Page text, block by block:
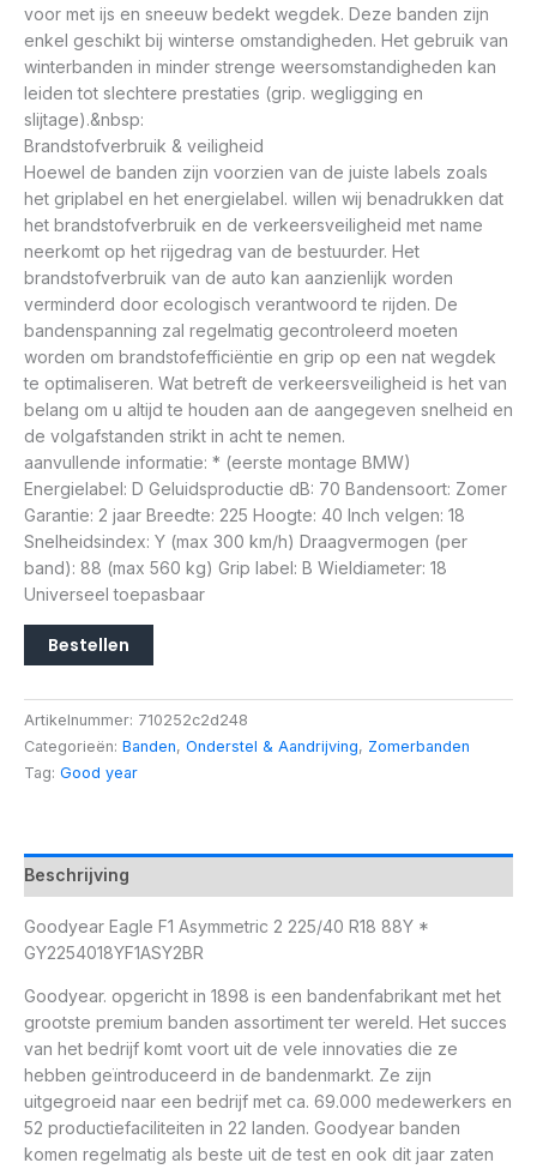
voor met ijs en sneeuw bedekt wegdek. Deze banden zijn
enkel geschikt bij winterse omstandigheden. Het gebruik van
winterbanden in minder strenge weersomstandigheden kan
leiden tot slechtere prestaties (grip. wegligging en
slijtage).&nbsp:
Brandstofverbruik & veiligheid
Hoewel de banden zijn voorzien van de juiste labels zoals
het griplabel en het energielabel. willen wij benadrukken dat
het brandstofverbruik en de verkeersveiligheid met name
neerkomt op het rijgedrag van de bestuurder. Het
brandstofverbruik van de auto kan aanzienlijk worden
verminderd door ecologisch verantwoord te rijden. De
bandenspanning zal regelmatig gecontroleerd moeten
worden om brandstofefficiëntie en grip op een nat wegdek
te optimaliseren. Wat betreft de verkeersveiligheid is het van
belang om u altijd te houden aan de aangegeven snelheid en
de volgafstanden strikt in acht te nemen.
aanvullende informatie: * (eerste montage BMW)
Energielabel: D Geluidsproductie dB: 70 Bandensoort: Zomer
Garantie: 2 jaar Breedte: 225 Hoogte: 40 Inch velgen: 18
Snelheidsindex: Y (max 300 km/h) Draagvermogen (per
band): 88 (max 560 kg) Grip label: B Wieldiameter: 18
Universeel toepasbaar
Bestellen
Artikelnummer: 710252c2d248
Categorieën: Banden, Onderstel & Aandrijving, Zomerbanden
Tag: Good year
Beschrijving
Goodyear Eagle F1 Asymmetric 2 225/40 R18 88Y *
GY2254018YF1ASY2BR
Goodyear. opgericht in 1898 is een bandenfabrikant met het
grootste premium banden assortiment ter wereld. Het succes
van het bedrijf komt voort uit de vele innovaties die ze
hebben geïntroduceerd in de bandenmarkt. Ze zijn
uitgegroeid naar een bedrijf met ca. 69.000 medewerkers en
52 productiefaciliteiten in 22 landen. Goodyear banden
komen regelmatig als beste uit de test en ook dit jaar zaten